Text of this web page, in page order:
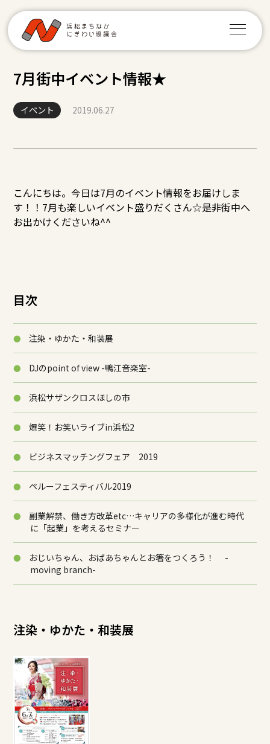
7月街中イベント情報★
イベント 2019.06.27
こんにちは。今日は7月のイベント情報をお届けしま
す！！7月も楽しいイベント盛りだくさん☆是非街中へ
お出かけくださいね^^
目次
注染・ゆかた・和装展
DJのpoint of view -鴨江音楽室-
浜松サザンクロスほしの市
爆笑！お笑いライブin浜松2
ビジネスマッチングフェア 2019
ペルーフェスティバル2019
副業解禁、働き方改革etc…キャリアの多様化が進む時代
に「起業」を考えるセミナー
おじいちゃん、おばあちゃんとお箸をつくろう！ -
moving branch-
注染・ゆかた・和装展